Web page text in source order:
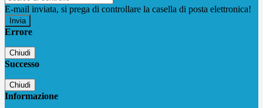
E-mail inviata, si prega di controllare la casella di posta elettronica!
Errore
Chiudi
Successo
Chiudi
Informazione